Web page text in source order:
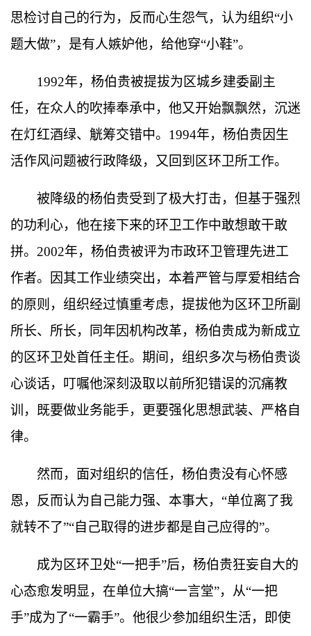
思检讨自己的行为，反而心生怨气，认为组织“小
题大做”，是有人嫉妒他，给他穿“小鞋”。
1992年，杨伯贵被提拔为区城乡建委副主
任，在众人的吹捧奉承中，他又开始飘飘然，沉迷
在灯红酒绿、觥筹交错中。 1994年，杨伯贵因生
活作风问题被行政降级，又回到区环卫所工作。
被降级的杨伯贵受到了极大打击，但基于强烈
的功利心，他在接下来的环卫工作中敢想敢干敢
拼。 2002年，杨伯贵被评为市政环卫管理先进工
作者。因其工作业绩突出，本着严管与厚爱相结合
的原则，组织经过慎重考虑，提拔他为区环卫所副
所长、所长，同年因机构改革，杨伯贵成为新成立
的区环卫处首任主任。期间，组织多次与杨伯贵谈
心谈话，叮嘱他深刻汲取以前所犯错误的沉痛教
训，既要做业务能手，更要强化思想武装、严格自
律。
然而，面对组织的信任，杨伯贵没有心怀感
恩，反而认为自己能力强、本事大， “单位离了我
就转不了”“自己取得的进步都是自己应得的”。
成为区环卫处“一把手”后，杨伯贵狂妄自大的
心态愈发明显，在单位大搞“一言堂”，从“一把
手”成为了“一霸手”。他很少参加组织生活，即使